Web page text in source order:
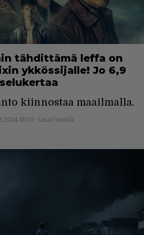
tähdittämä leffa on
ykkössijalle! Jo 6,9
kiinnostaa maailmalla.
00:01 Lauri Vuotila